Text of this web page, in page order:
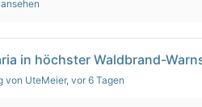
in höchster Waldbrand-
von UteMeier, vor 6 Tagen